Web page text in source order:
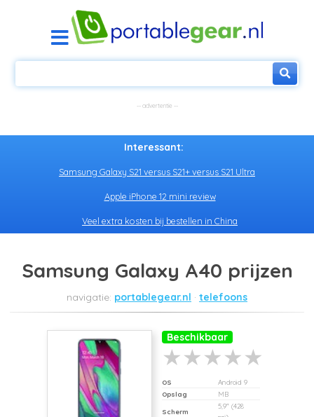
Interessant:
Samsung Galaxy S21 versus S21+ versus S21 Ultra
Apple iPhone 12 mini review
Veel extra kosten bij bestellen in China
Samsung Galaxy A40 prijzen
portablegear.nl telefoons
Beschikbaar
OS
Android 9
Opslag
MB
Scherm
5,9" (428